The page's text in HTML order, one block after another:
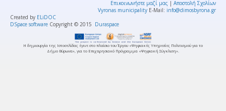
Επικοινωνήστε μαζί μας | Αποστολή Σχολίων
Vyronas municipality E-Mail: info@dimosbyrona.gr
Created by ELiDOC
DSpace software Copyright © 2015 Duraspace
Η δημιουργία της Ιστοσελίδας έγινε στο πλαίσιο του Έργου «Ψηφιακές Υπηρεσίες Πολιτισμού για το
Δήμο Βύρωνα», για το Επιχειρησιακό Πρόγραμμα «Ψηφιακή Σύγκλιση».